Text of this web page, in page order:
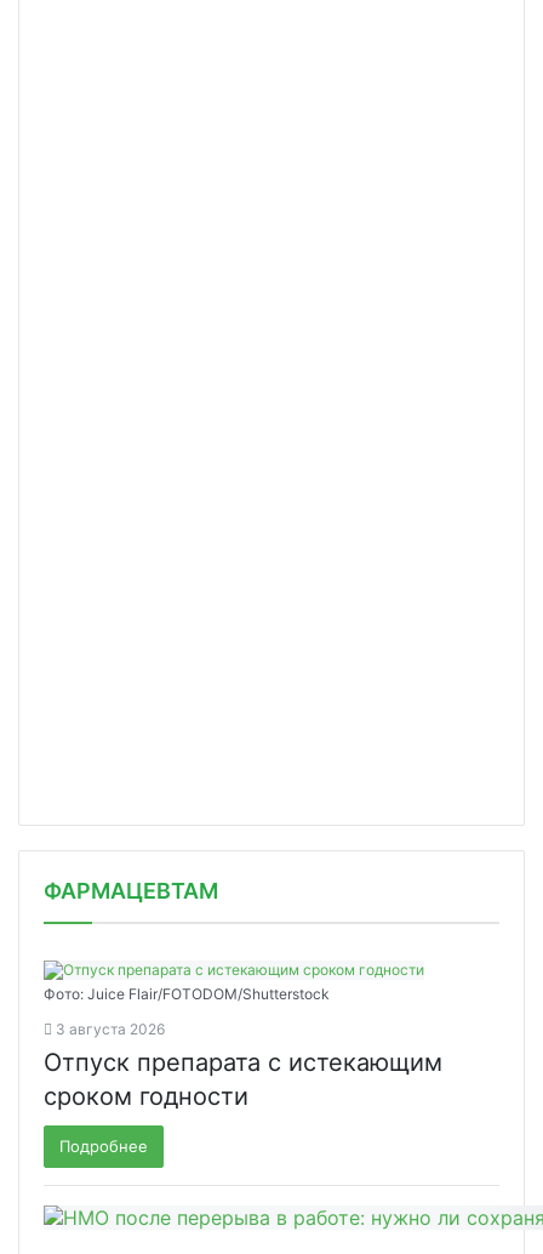
ФАРМАЦЕВТАМ
Фото: Juice Flair/FOTODOM/Shutterstoсk
3 августа 2026
Отпуск препарата с истекающим
сроком годности
Подробнее